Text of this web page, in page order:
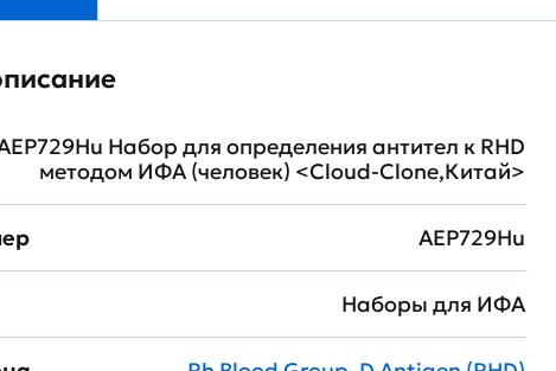
Набор для определения антител к RHD
методом ИФА (человек) <Cloud-Clone,Китай>
AEP729Hu
Наборы для ИФА